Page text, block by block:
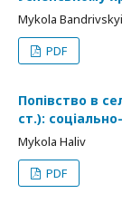
Mykola Bandrivskyi
PDF
Попівство в
ст.):
Mykola Haliv
PDF